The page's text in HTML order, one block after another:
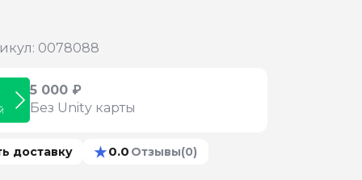
0078088
5 000 ₽
Без Unity карты
доставку ★0.0 Отзывы(0)